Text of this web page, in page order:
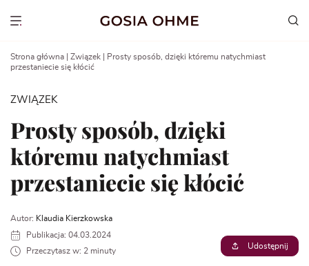
Show menu
Strona główna Związek
Prosty sposób, dzięki któremu natychmiast
przestaniecie się kłócić
ZWIĄZEK
Prosty sposób, dzięki
któremu natychmiast
przestaniecie się kłócić
Autor: Klaudia Kierzkowska
Publikacja: 04.03.2024
Przeczytasz w: 2 minuty
Udostępnij